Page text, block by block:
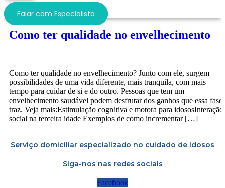
Falar com Especialista
Como ter qualidade no envelhecimento
Como ter qualidade no envelhecimento? Junto com ele, surgem
possibilidades de uma vida diferente, mais tranquila, com mais
tempo para cuidar de si e do outro. Pessoas que tem um
envelhecimento saudável podem desfrutar dos ganhos que essa fase
traz. Veja mais:Estimulação cognitiva e motora para idososInteração
social na terceira idade Exemplos de como incrementar […]
Serviço domiciliar especializado no cuidado de idosos
Siga-nos nas redes sociais
Facebook